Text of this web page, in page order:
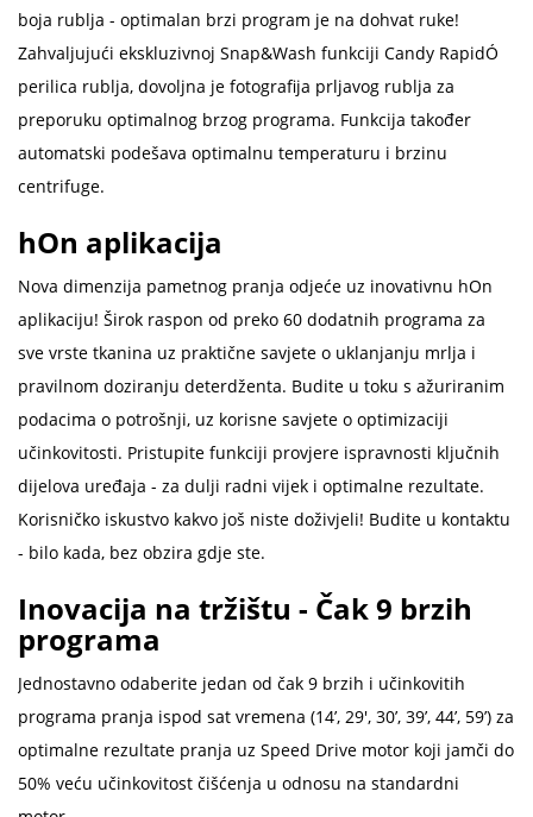
boja rublja - optimalan brzi program je na dohvat ruke!
Zahvaljujući ekskluzivnoj Snap&Wash funkciji Candy RapidÓ
perilica rublja, dovoljna je fotografija prljavog rublja za
preporuku optimalnog brzog programa. Funkcija također
automatski podešava optimalnu temperaturu i brzinu
centrifuge.
hOn aplikacija
Nova dimenzija pametnog pranja odjeće uz inovativnu hOn
aplikaciju! Širok raspon od preko 60 dodatnih programa za
sve vrste tkanina uz praktične savjete o uklanjanju mrlja i
pravilnom doziranju deterdženta. Budite u toku s ažuriranim
podacima o potrošnji, uz korisne savjete o optimizaciji
učinkovitosti. Pristupite funkciji provjere ispravnosti ključnih
dijelova uređaja - za dulji radni vijek i optimalne rezultate.
Korisničko iskustvo kakvo još niste doživjeli! Budite u kontaktu
- bilo kada, bez obzira gdje ste.
Inovacija na tržištu - Čak 9 brzih
programa
Jednostavno odaberite jedan od čak 9 brzih i učinkovitih
programa pranja ispod sat vremena (14’, 29', 30’, 39’, 44’, 59’) za
optimalne rezultate pranja uz Speed Drive motor koji jamči do
50% veću učinkovitost čišćenja u odnosu na standardni